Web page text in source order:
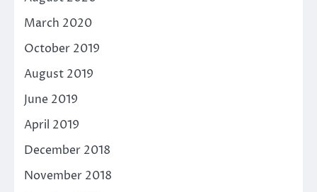
March 2020
October 2019
August 2019
June 2019
April 2019
December 2018
November 2018